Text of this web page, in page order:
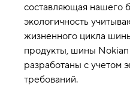
составляющая нашего
экологичность
жизненного цикла
продукты, шины
разработаны с учетом
требований.